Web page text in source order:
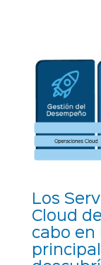
Los
Cloud
cabo en